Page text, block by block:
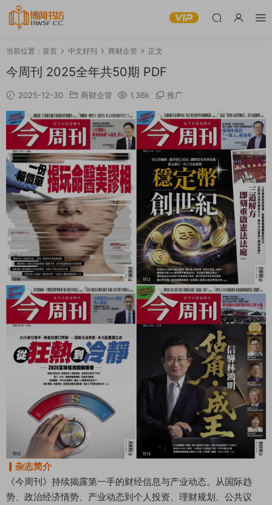
当前位置： 首页 中文好刊 商财企管 正文
今周刊 2025全年共50期 PDF
2025-12-30 商财企管 1.36k 推广
▎杂志简介
《今周刊》持续揭露第一手的财经信息与产业动态。从国际趋
势、政治经济情势、产业动态到个人投资、理财规划、公共议